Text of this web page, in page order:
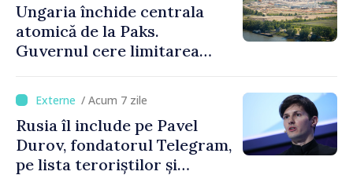
Ungaria închide centrala
atomică de la Paks.
Guvernul cere limitarea
/ Acum 7 zile
Rusia îl include pe Pavel
Durov, fondatorul Telegram,
pe lista teroriștilor și